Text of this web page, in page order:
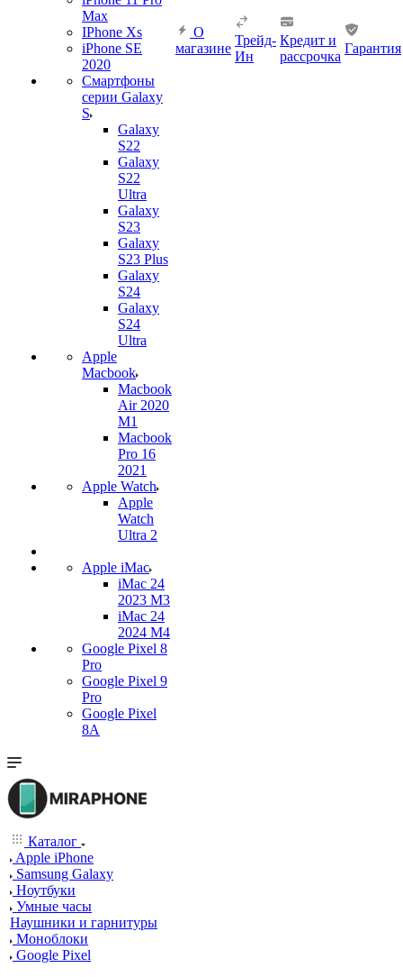
Max
IPhone Xs
iPhone SE
2020
Смартфоны
серии Galaxy
S
Galaxy
S22
Galaxy
S22
Ultra
Galaxy
S23
Galaxy
S23 Plus
Galaxy
S24
Galaxy
S24
Ultra
Apple
Macbook
Macbook
Air 2020
M1
Macbook
Pro 16
2021
Apple Watch
Apple
Watch
Ultra 2
Apple iMac
iMac 24
2023 M3
iMac 24
2024 M4
Google Pixel 8
Pro
Google Pixel 9
Pro
Google Pixel
8A
О
магазине
Трейд-
Ин
Кредит и
рассрочка
Гарантия
Каталог
Apple iPhone
Samsung Galaxy
Ноутбуки
Умные часы
Наушники и гарнитуры
Моноблоки
Google Pixel